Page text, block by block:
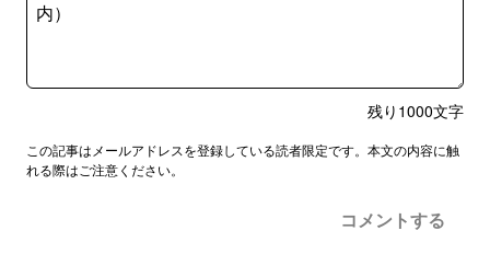
残り 1000文字
この記事はメールアドレスを登録している読者限定です。本文の内容に触
れる際はご注意ください。
コメントする